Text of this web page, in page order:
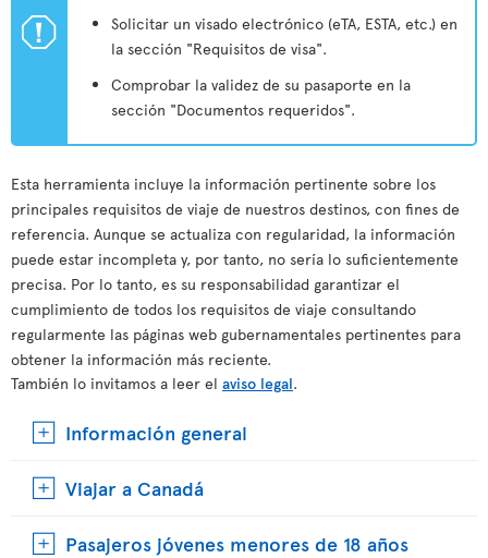
ü
Solicitar un visado electrónico (eTA, ESTA, etc.) en
la sección "Requisitos de visa".
Comprobar la validez de su pasaporte en la
sección "Documentos requeridos".
Esta herramienta incluye la información pertinente sobre los
principales requisitos de viaje de nuestros destinos, con fines de
referencia. Aunque se actualiza con regularidad, la información
puede estar incompleta y, por tanto, no sería lo suficientemente
precisa. Por lo tanto, es su responsabilidad garantizar el
cumplimiento de todos los requisitos de viaje consultando
regularmente las páginas web gubernamentales pertinentes para
obtener la información más reciente.
También lo invitamos a leer el aviso legal.
Información general
Viajar a Canadá
Pasajeros jóvenes menores de 18 años